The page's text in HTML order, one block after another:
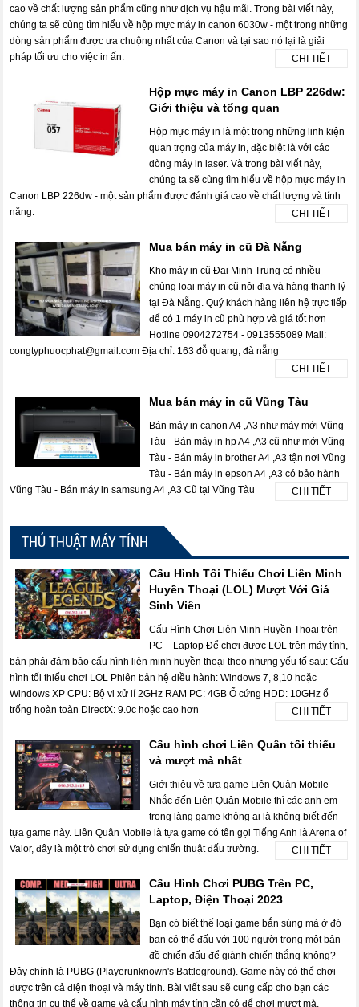
cao về chất lượng sản phẩm cũng như dịch vụ hậu mãi. Trong bài viết này,
chúng ta sẽ cùng tìm hiểu về hộp mực máy in canon 6030w - một trong những
dòng sản phẩm được ưa chuộng nhất của Canon và tại sao nó lại là giải
pháp tối ưu cho việc in ấn.
CHI TIẾT
Hộp mực máy in Canon LBP 226dw:
Giới thiệu và tổng quan
Hộp mực máy in là một trong những linh kiện
quan trọng của máy in, đặc biệt là với các
dòng máy in laser. Và trong bài viết này,
chúng ta sẽ cùng tìm hiểu về hộp mực máy in
Canon LBP 226dw - một sản phẩm được đánh giá cao về chất lượng và tính
năng.
CHI TIẾT
Mua bán máy in cũ Đà Nẵng
Kho máy in cũ Đại Minh Trung có nhiều
chủng loại máy in cũ nội địa và hàng thanh lý
tại Đà Nẵng. Quý khách hàng liên hệ trực tiếp
để có 1 máy in cũ phù hợp và giá tốt hơn
Hotline 0904272754 - 0913555089 Mail:
congtyphuocphat@gmail.com Địa chỉ: 163 đỗ quang, đà nẵng
CHI TIẾT
Mua bán máy in cũ Vũng Tàu
Bán máy in canon A4 ,A3 như máy mới Vũng
Tàu - Bán máy in hp A4 ,A3 cũ như mới Vũng
Tàu - Bán máy in brother A4 ,A3 tận nơi Vũng
Tàu - Bán máy in epson A4 ,A3 có bảo hành
Vũng Tàu - Bán máy in samsung A4 ,A3 Cũ tại Vũng Tàu
CHI TIẾT
THỦ THUẬT MÁY TÍNH
Cấu Hình Tối Thiểu Chơi Liên Minh
Huyền Thoại (LOL) Mượt Với Giá
Sinh Viên
Cấu Hình Chơi Liên Minh Huyền Thoại trên
PC – Laptop Để chơi được LOL trên máy tính,
bản phải đảm bảo cấu hình liên minh huyền thoại theo nhưng yếu tố sau: Cấu
hình tối thiểu chơi LOL Phiên bản hệ điều hành: Windows 7, 8,10 hoặc
Windows XP CPU: Bộ vi xử lí 2GHz RAM PC: 4GB Ổ cứng HDD: 10GHz ổ
trống hoàn toàn DirectX: 9.0c hoặc cao hơn
CHI TIẾT
Cấu hình chơi Liên Quân tối thiểu
và mượt mà nhất
Giới thiệu về tựa game Liên Quân Mobile
Nhắc đến Liên Quân Mobile thì các anh em
trong làng game không ai là không biết đến
tựa game này. Liên Quân Mobile là tựa game có tên gọi Tiếng Anh là Arena of
Valor, đây là một trò chơi sử dụng chiến thuật đấu trường.
CHI TIẾT
Cấu Hình Chơi PUBG Trên PC,
Laptop, Điện Thoại 2023
Bạn có biết thể loại game bắn súng mà ở đó
bạn có thể đấu với 100 người trong một bản
đồ chiến đấu để giành chiến thắng không?
Đây chính là PUBG (Playerunknown's Battleground). Game này có thể chơi
được trên cả điện thoại và máy tính. Bài viết sau sẽ cung cấp cho bạn các
thông tin cụ thể về game và cấu hình máy tính cần có để chơi mượt mà.